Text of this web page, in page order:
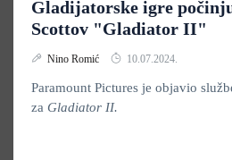
Gladijatorske igre
Scottov "Gladiator II"
Nino Romić 10.07.2024.
Paramount Pictures je objavio
za Gladiator II.